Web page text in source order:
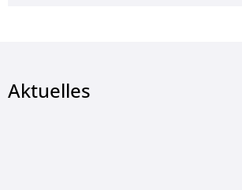
Aktuelles